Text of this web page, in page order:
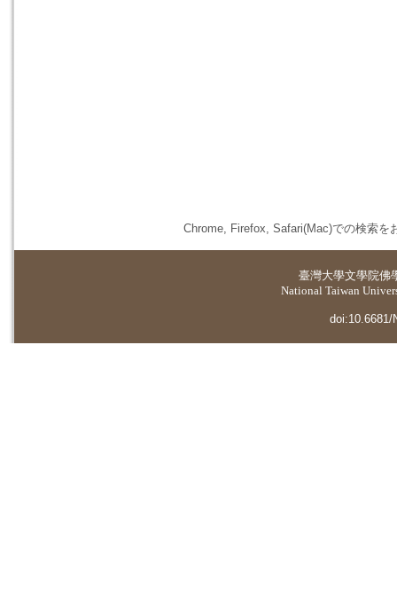
Chrome, Firefox, Safari(Mac)での検索を
臺灣大學文學院佛
National Taiwan
doi:10.6681/